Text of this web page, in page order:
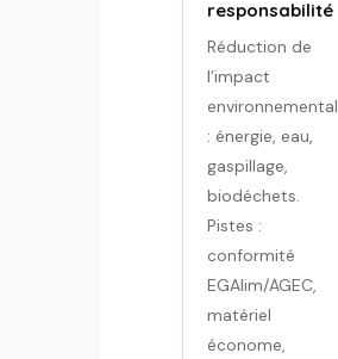
responsabilité
Réduction de
l’impact
environnemental
: énergie, eau,
gaspillage,
biodéchets.
Pistes :
conformité
EGAlim/AGEC,
matériel
économe,